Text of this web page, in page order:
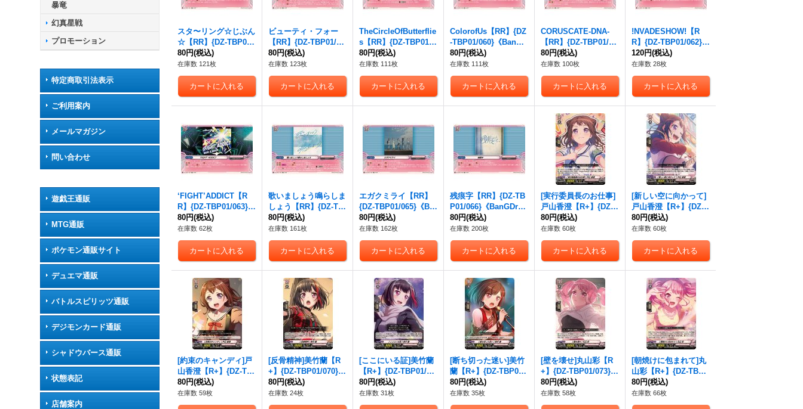
暴竜
幻真星戦
プロモーション
特定商取引法表示
ご利用案内
メールマガジン
問い合わせ
遊戯王通販
MTG通販
ポケモン通販サイト
デュエマ通販
バトルスピリッツ通販
デジモンカード通販
シャドウバース通販
状態表記
店舗案内
スタ〜リング☆じぶん
☆【RR】{DZ-TBP01/
057}《BanGDream!》
80円(税込)
在庫数 121枚
ビューティ・フォー
【RR】{DZ-TBP01/05
8}《BanGDream!》
80円(税込)
在庫数 123枚
TheCircleOfButterflie
s【RR】{DZ-TBP01/0
59}《BanGDream!》
80円(税込)
在庫数 111枚
ColorofUs【RR】{DZ
-TBP01/060}《BanGD
ream!》
80円(税込)
在庫数 111枚
CORUSCATE-DNA-
【RR】{DZ-TBP01/06
1}《BanGDream!》
80円(税込)
在庫数 100枚
!NVADESHOW!【R
R】{DZ-TBP01/062}
《BanGDream!》
120円(税込)
在庫数 28枚
‘FIGHT’ADDICT【R
R】{DZ-TBP01/063}
《BanGDream!》
80円(税込)
在庫数 62枚
歌いましょう鳴らしま
しょう【RR】{DZ-TB
P01/064}《BanGDrea
m!》
80円(税込)
在庫数 161枚
エガクミライ【RR】
{DZ-TBP01/065}《Ba
nGDream!》
80円(税込)
在庫数 162枚
残痕字【RR】{DZ-TB
P01/066}《BanGDrea
m!》
80円(税込)
在庫数 200枚
[実行委員長のお仕事]
戸山香澄【R+】{DZ-T
BP01/067}《BanGDre
am!》
80円(税込)
在庫数 60枚
[新しい空に向かって]
戸山香澄【R+】{DZ-T
BP01/068}《BanGDre
am!》
80円(税込)
在庫数 60枚
[約束のキャンディ]戸
山香澄【R+】{DZ-TB
P01/069}《BanGDrea
m!》
80円(税込)
在庫数 59枚
[反骨精神]美竹蘭【R
+】{DZ-TBP01/070}
《BanGDream!》
80円(税込)
在庫数 24枚
[ここにいる証]美竹蘭
【R+】{DZ-TBP01/07
1}《BanGDream!》
80円(税込)
在庫数 31枚
[断ち切った迷い]美竹
蘭【R+】{DZ-TBP01/
072}《BanGDream!》
80円(税込)
在庫数 35枚
[壁を壊せ]丸山彩【R
+】{DZ-TBP01/073}
《BanGDream!》
80円(税込)
在庫数 58枚
[朝焼けに包まれて]丸
山彩【R+】{DZ-TBP0
1/074}《BanGDrea
m!》
80円(税込)
在庫数 66枚